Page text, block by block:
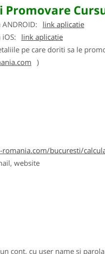
Promovare
link aplicatie
link aplicatie
pe care doriti sa le
)
bucuresti/
website
cont, cu user name si parola